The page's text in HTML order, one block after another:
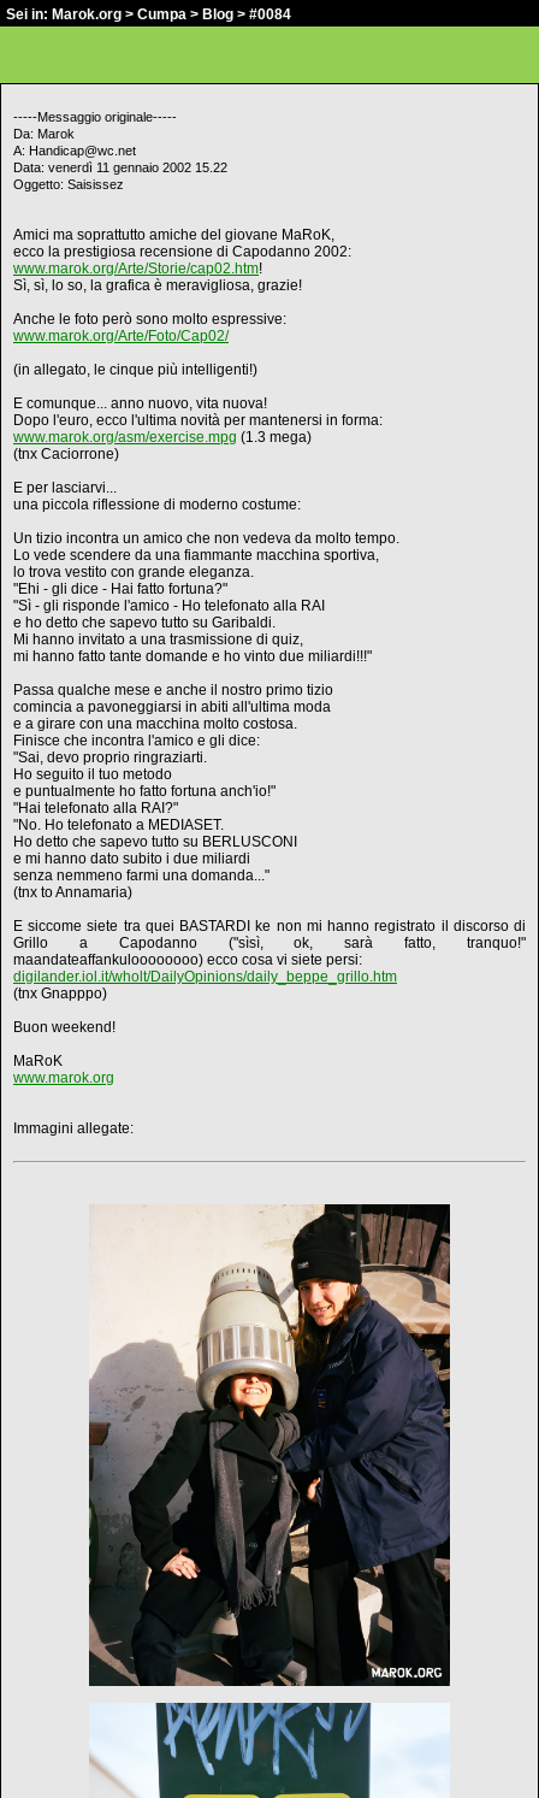
Sei in: Marok.org > Cumpa > Blog > #0084
-----Messaggio originale-----
Da: Marok
A: Handicap@wc.net
Data: venerdì 11 gennaio 2002 15.22
Oggetto: Saisissez
Amici ma soprattutto amiche del giovane MaRoK,
ecco la prestigiosa recensione di Capodanno 2002:
www.marok.org/Arte/Storie/cap02.htm!
Sì, sì, lo so, la grafica è meravigliosa, grazie!
Anche le foto però sono molto espressive:
www.marok.org/Arte/Foto/Cap02/
(in allegato, le cinque più intelligenti!)
E comunque... anno nuovo, vita nuova!
Dopo l'euro, ecco l'ultima novità per mantenersi in forma:
www.marok.org/asm/exercise.mpg (1.3 mega)
(tnx Caciorrone)
E per lasciarvi...
una piccola riflessione di moderno costume:
Un tizio incontra un amico che non vedeva da molto tempo.
Lo vede scendere da una fiammante macchina sportiva,
lo trova vestito con grande eleganza.
"Ehi - gli dice - Hai fatto fortuna?"
"Sì - gli risponde l'amico - Ho telefonato alla RAI
e ho detto che sapevo tutto su Garibaldi.
Mi hanno invitato a una trasmissione di quiz,
mi hanno fatto tante domande e ho vinto due miliardi!!!"
Passa qualche mese e anche il nostro primo tizio
comincia a pavoneggiarsi in abiti all'ultima moda
e a girare con una macchina molto costosa.
Finisce che incontra l'amico e gli dice:
"Sai, devo proprio ringraziarti.
Ho seguito il tuo metodo
e puntualmente ho fatto fortuna anch'io!"
"Hai telefonato alla RAI?"
"No. Ho telefonato a MEDIASET.
Ho detto che sapevo tutto su BERLUSCONI
e mi hanno dato subito i due miliardi
senza nemmeno farmi una domanda..."
(tnx to Annamaria)
E siccome siete tra quei BASTARDI ke non mi hanno registrato il discorso di
Grillo a Capodanno ("sìsì, ok, sarà fatto, tranquo!"
maandateaffankuloooooooo) ecco cosa vi siete persi:
digilander.iol.it/wholt/DailyOpinions/daily_beppe_grillo.htm
(tnx Gnapppo)
Buon weekend!
MaRoK
www.marok.org
Immagini allegate: